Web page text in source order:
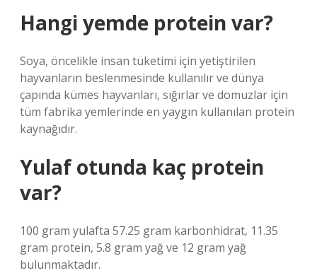
Hangi yemde protein var?
Soya, öncelikle insan tüketimi için yetiştirilen
hayvanların beslenmesinde kullanılır ve dünya
çapında kümes hayvanları, sığırlar ve domuzlar için
tüm fabrika yemlerinde en yaygın kullanılan protein
kaynağıdır.
Yulaf otunda kaç protein
var?
100 gram yulafta 57.25 gram karbonhidrat, 11.35
gram protein, 5.8 gram yağ ve 12 gram yağ
bulunmaktadır.